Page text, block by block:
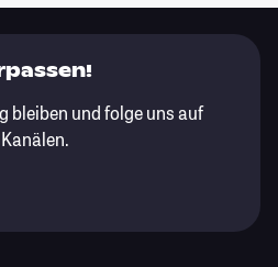
bleiben und folge uns auf